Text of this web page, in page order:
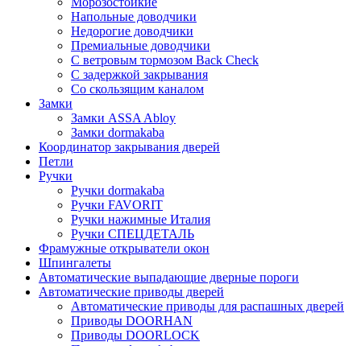
Напольные доводчики
Недорогие доводчики
Премиальные доводчики
С ветровым тормозом Back Check
С задержкой закрывания
Со скользящим каналом
Замки
Замки ASSA Abloy
Замки dormakaba
Координатор закрывания дверей
Петли
Ручки
Ручки dormakaba
Ручки FAVORIT
Ручки нажимные Италия
Ручки СПЕЦДЕТАЛЬ
Фрамужные открыватели окон
Шпингалеты
Автоматические выпадающие дверные пороги
Автоматические приводы дверей
Автоматические приводы для распашных дверей
Приводы DOORHAN
Приводы DOORLOCK